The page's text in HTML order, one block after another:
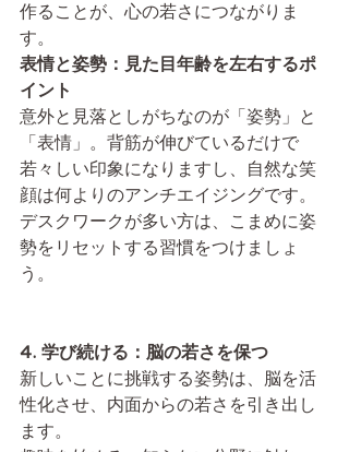
作ることが、心の若さにつながりま
す。
表情と姿勢：見た目年齢を左右するポ
イント
意外と見落としがちなのが「姿勢」と
「表情」。背筋が伸びているだけで
若々しい印象になりますし、自然な笑
顔は何よりのアンチエイジングです。
デスクワークが多い方は、こまめに姿
勢をリセットする習慣をつけましょ
う。
4. 学び続ける：脳の若さを保つ
新しいことに挑戦する姿勢は、脳を活
性化させ、内面からの若さを引き出し
ます。